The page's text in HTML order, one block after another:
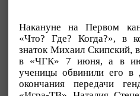
Накануне на Первом
«Что? Где? Когда?», в
знаток Михаил Скипский,
в «ЧГК» 7 июня, а в
ученицы обвинили его в
окончания передачи